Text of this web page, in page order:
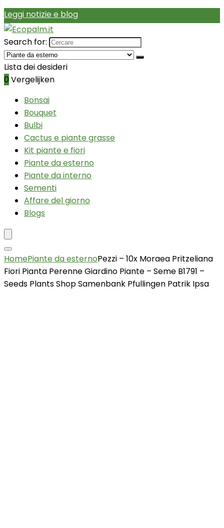
Leggi notizie e blog
Search for:
Lista dei desideri
0 Vergelijken
Bonsai
Bouquet
Bulbi
Cactus e piante grasse
Kit piante e fiori
Piante da esterno
Piante da interno
Sementi
Affare del giorno
Blogs
HomePiante da esternoPezzi – 10x Moraea Pritzeliana
Fiori Pianta Perenne Giardino Piante – Seme B1791 –
Seeds Plants Shop Samenbank Pfullingen Patrik Ipsa